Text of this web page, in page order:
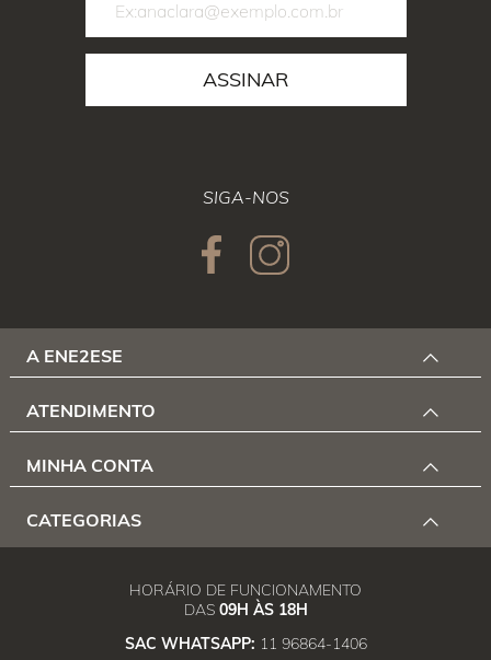
ASSINAR
SIGA-NOS
A ENE2ESE
ATENDIMENTO
MINHA CONTA
CATEGORIAS
HORÁRIO DE FUNCIONAMENTO
DAS 09H ÀS 18H
SAC WHATSAPP: 11 96864-1406